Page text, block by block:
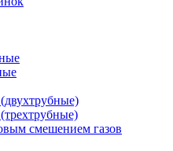
смешением газов